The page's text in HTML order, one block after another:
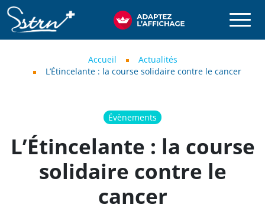
Aller au contenu principal
SSTRN
Accueil
Actualités
L’Étincelante : la course solidaire contre le cancer
Évènements
L’Étincelante : la course
solidaire contre le
cancer